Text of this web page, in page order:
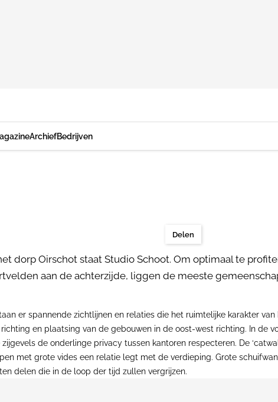
ArchiefBedrijven
Delen
dorp Oirschot staat Studio Schoot. Om optimaal te
aan de achterzijde, liggen de meeste
er spannende zichtlijnen en relaties die het ruimtelijke karakter
en plaatsing van de gebouwen in de oost-west richting. In de
de onderlinge privacy tussen kantoren respecteren. De
met grote vides een relatie legt met de verdieping. Grote
delen die in de loop der tijd zullen vergrijzen.